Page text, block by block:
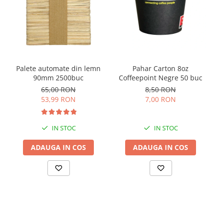
Palete automate din lemn
90mm 2500buc
65,00 RON
53,99 RON
IN STOC
ADAUGA IN COS
Pahar Carton 8oz
Coffeepoint Negre 50 buc
8,50 RON
7,00 RON
IN STOC
ADAUGA IN COS